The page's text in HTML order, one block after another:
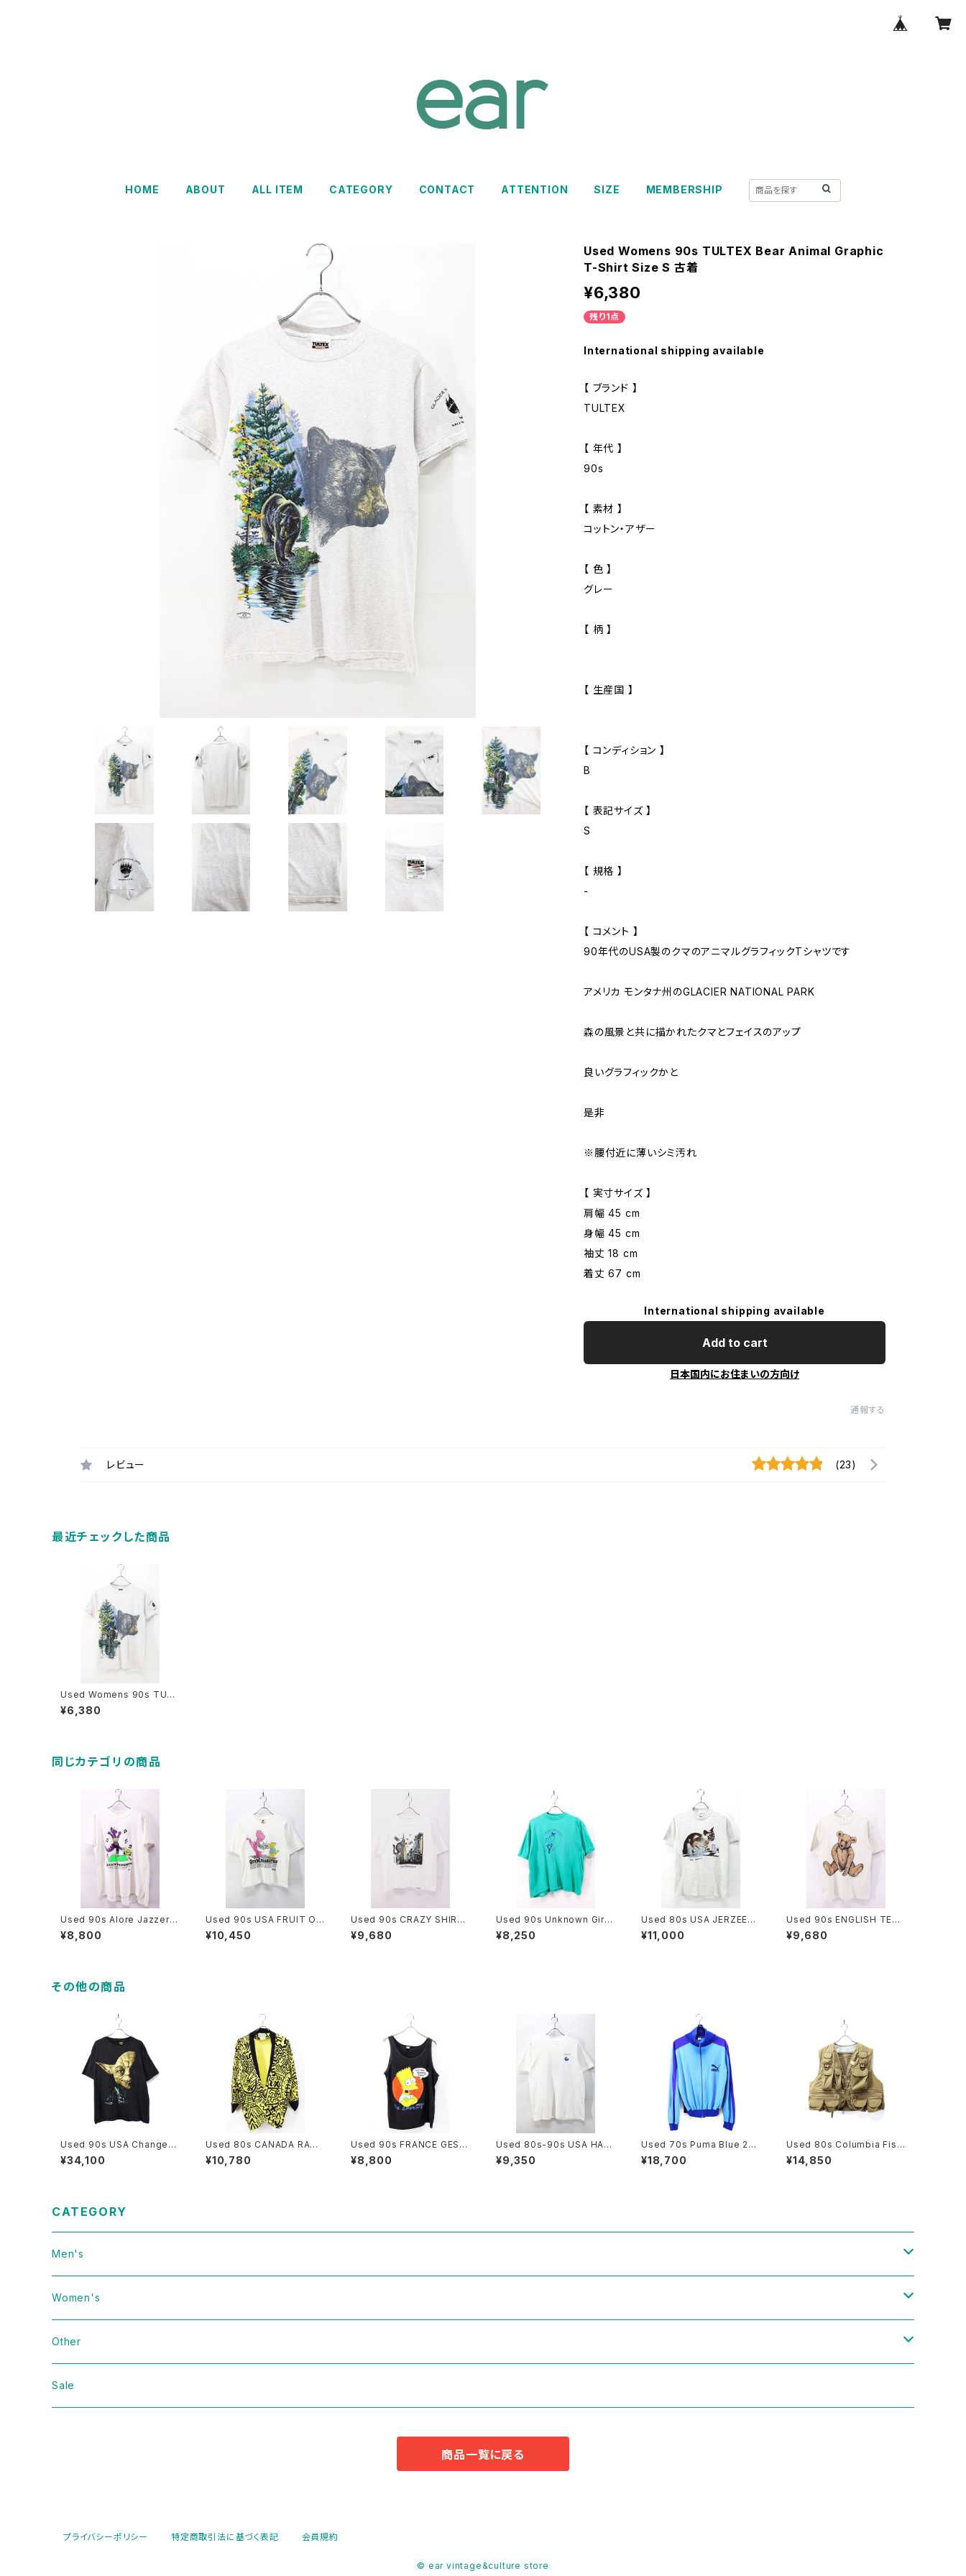
HOME ABOUT ALL ITEM CATEGORY CONTACT ATTENTION SIZE MEMBERSHIP
Used Womens 90s TULTEX Bear Animal Graphic
T-Shirt Size S 古着
¥6,380
残り1点
International shipping available
【 ブランド 】
TULTEX
【 年代 】
90s
【 素材 】
コットン・アザー
【 色 】
グレー
【 柄 】
【 生産国 】
【 コンディション 】
B
【 表記サイズ 】
S
【 規格 】
-
【 コメント 】
90年代のUSA製のクマのアニマルグラフィックTシャツです
アメリカ モンタナ州のGLACIER NATIONAL PARK
森の風景と共に描かれたクマとフェイスのアップ
良いグラフィックかと
是非
※腰付近に薄いシミ汚れ
【 実寸サイズ 】
肩幅 45 cm
身幅 45 cm
袖丈 18 cm
着丈 67 cm
International shipping available
Add to cart
日本国内にお住まいの方向け
通報する
レビュー (23)
最近チェックした商品
Used Womens 90s TULT
EX Bear Animal Graphic T
-Shirt Size S 古着
¥6,380
同じカテゴリの商品
Used 90s Alore Jazzerci
seasaurus Pop Art Graph
ic T-Shirt Size One Size
¥8,800
Used 90s USA FRUIT OF
THE LOOM Grandmasaur
us Pop Art Graphic T-Shi
¥10,450
Used 90s CRAZY SHIRT
Kliban cat King Kong Par
ody Pop Art Graphic T-S
¥9,680
Used 90s Unknown Girl
Scout Turquoise T-Shirt
Size L 相当 古着
¥8,250
Used 80s USA JERZEES
Your Move Siamese Cat
Animal Graphic T-Shirt Si
¥11,000
Used 90s ENGLISH TED
DY BEAR COMPANY Both
Side Graphic T-Shirt Siz
¥9,680
その他の商品
Used 90s USA Changes
STAR WARS RETURN OF
THE JEDI Graphic T-Shirt
¥34,100
Used 80s CANADA RAMP
AGE Yellow×Black Pique
Middle Design Jacket Si
¥10,780
Used 90s FRANCE GESI
M CORP The Simpsons B
art Black Cotton Tank To
¥8,800
Used 80s-90s USA HAN
ES ORACLE Tech Graphic
T-Shirt Size L 古着
¥9,350
Used 70s Puma Blue 2T
one Fuul Zip Track Top J
ersey Jacket Size M 相当
¥18,700
Used 80s Columbia Fishi
ng Gimmick Pocket Vest
Size L 相当 古着
¥14,850
CATEGORY
Men's
Vintage
Domestic
Jacket
Women's
Vintage
Domestic
Other
bag
Sale
商品一覧に戻る
プライバシーポリシー 特定商取引法に基づく表記 会員規約
© ear vintage&culture store